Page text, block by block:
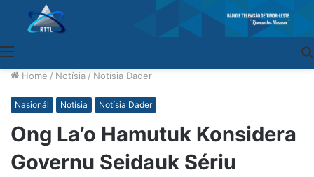
Home / Notísia / Notísia Dader
Nasionál Notísia Notísia Dader
Ong La’o Hamutuk Konsidera
Governu Seidauk Sériu